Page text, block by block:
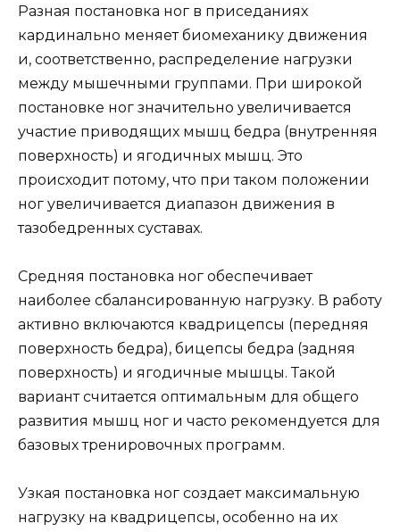
Разная постановка ног в приседаниях
кардинально меняет биомеханику движения
и, соответственно, распределение нагрузки
между мышечными группами. При широкой
постановке ног значительно увеличивается
участие приводящих мышц бедра (внутренняя
поверхность) и ягодичных мышц. Это
происходит потому, что при таком положении
ног увеличивается диапазон движения в
тазобедренных суставах.
Средняя постановка ног обеспечивает
наиболее сбалансированную нагрузку. В работу
активно включаются квадрицепсы (передняя
поверхность бедра), бицепсы бедра (задняя
поверхность) и ягодичные мышцы. Такой
вариант считается оптимальным для общего
развития мышц ног и часто рекомендуется для
базовых тренировочных программ.
Узкая постановка ног создает максимальную
нагрузку на квадрицепсы, особенно на их